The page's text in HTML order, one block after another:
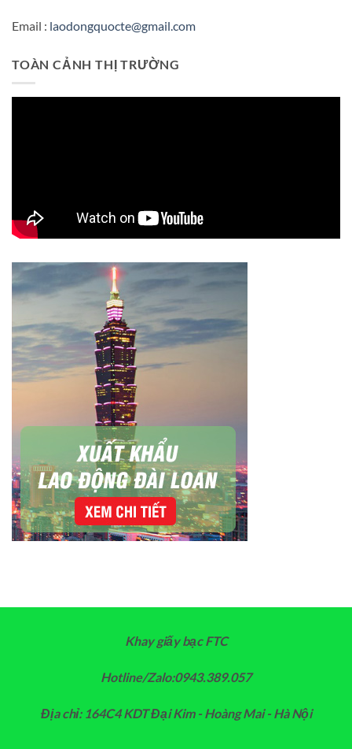
Email : laodongquocte@gmail.com
TOÀN CẢNH THỊ TRƯỜNG
Khay giấy bạc FTC
Hotline/Zalo:0943.389.057
Địa chỉ: 164C4 KDT Đại Kim - Hoàng Mai - Hà Nội